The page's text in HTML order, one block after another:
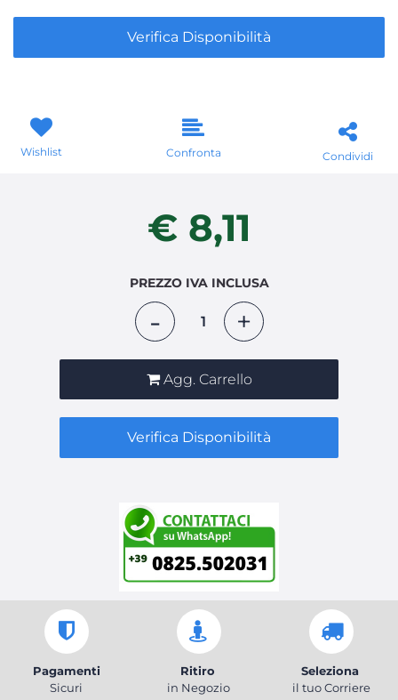
Verifica Disponibilità
Wishlist Confronta Condividi
€ 8,11
PREZZO IVA INCLUSA
Agg. Carrello
Verifica Disponibilità
Pagamenti
Sicuri
Ritiro
in Negozio
Seleziona
il tuo Corriere